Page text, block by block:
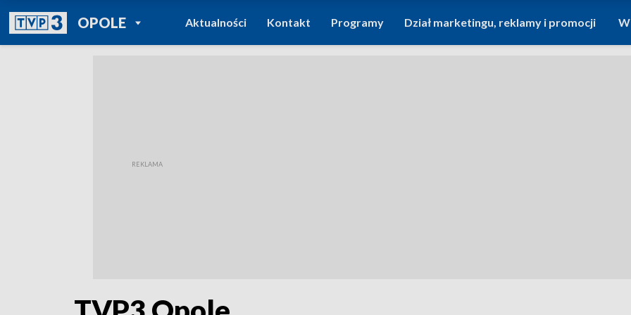
OPOLEPOWRÓT DO
TVP REGIONY
Aktualności Kontakt Programy Dział marketingu, reklamy i promocji